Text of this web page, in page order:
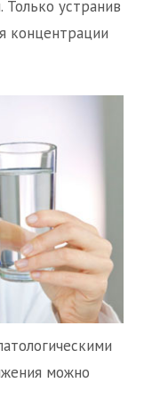
Только устранив
концентрации
можно